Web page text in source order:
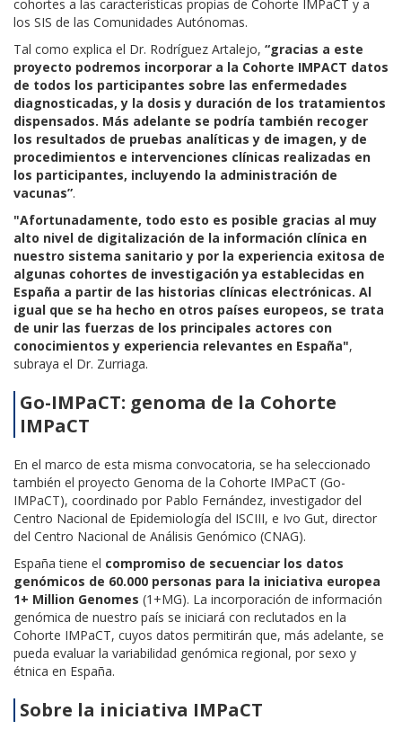
cohortes a las características propias de Cohorte IMPaCT y a
los SIS de las Comunidades Autónomas.
Tal como explica el Dr. Rodríguez Artalejo, “gracias a este
proyecto podremos incorporar a la Cohorte IMPACT datos
de todos los participantes sobre las enfermedades
diagnosticadas, y la dosis y duración de los tratamientos
dispensados. Más adelante se podría también recoger
los resultados de pruebas analíticas y de imagen, y de
procedimientos e intervenciones clínicas realizadas en
los participantes, incluyendo la administración de
vacunas”.
"Afortunadamente, todo esto es posible gracias al muy
alto nivel de digitalización de la información clínica en
nuestro sistema sanitario y por la experiencia exitosa de
algunas cohortes de investigación ya establecidas en
España a partir de las historias clínicas electrónicas. Al
igual que se ha hecho en otros países europeos, se trata
de unir las fuerzas de los principales actores con
conocimientos y experiencia relevantes en España",
subraya el Dr. Zurriaga.
Go-IMPaCT: genoma de la Cohorte
IMPaCT
En el marco de esta misma convocatoria, se ha seleccionado
también el proyecto Genoma de la Cohorte IMPaCT (Go-
IMPaCT), coordinado por Pablo Fernández, investigador del
Centro Nacional de Epidemiología del ISCIII, e Ivo Gut, director
del Centro Nacional de Análisis Genómico (CNAG).
España tiene el compromiso de secuenciar los datos
genómicos de 60.000 personas para la iniciativa europea
1+ Million Genomes (1+MG). La incorporación de información
genómica de nuestro país se iniciará con reclutados en la
Cohorte IMPaCT, cuyos datos permitirán que, más adelante, se
pueda evaluar la variabilidad genómica regional, por sexo y
étnica en España.
Sobre la iniciativa IMPaCT